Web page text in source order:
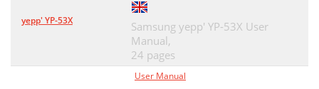
yepp' YP-53X
Samsung yepp' YP-53X User
Manual,
24 pages
User Manual